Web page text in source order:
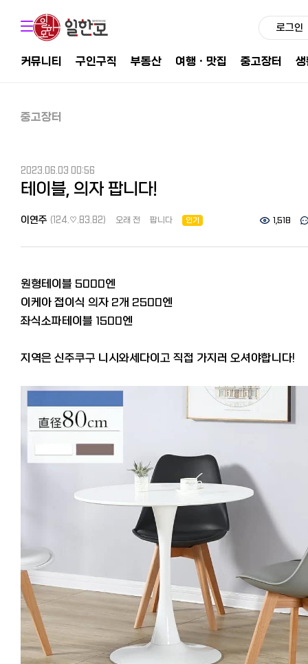
로그인
커뮤니티 구인구직 부동산 여행ㆍ맛집 중고장터
중고장터
2023.06.03 00:56
테이블, 의자 팝니다!
이연주 (124.♡.83.82) 오래 전 팝니다 인기 1,518
원형테이블 5000엔
이케아 접이식 의자 2개 2500엔
좌식소파테이블 1500엔
지역은 신주쿠구 니시와세다이고 직접 가지러 오셔야합니다!